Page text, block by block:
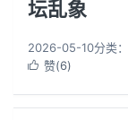
坛乱象
2026-05-10分类：
 赞(6)